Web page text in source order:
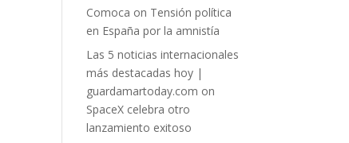
Comoca on Tensión política
en España por la amnistía
Las 5 noticias internacionales
más destacadas hoy |
guardamartoday.com on
SpaceX celebra otro
lanzamiento exitoso